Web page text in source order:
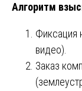
Алгоритм
Фиксация
видео).
Заказ